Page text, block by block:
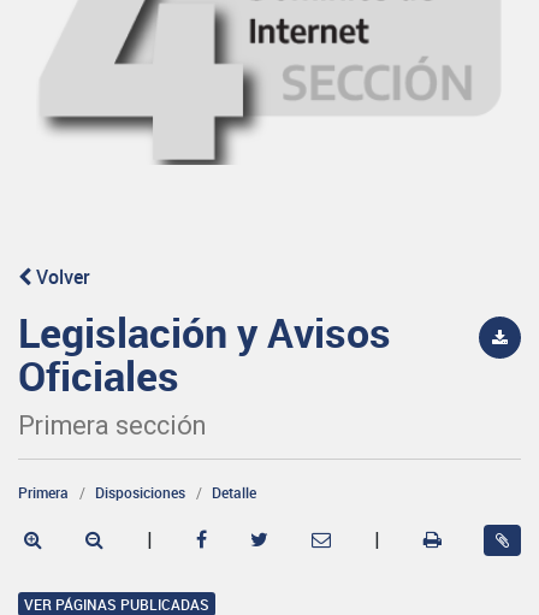
Volver
Legislación y Avisos
Oficiales
Primera sección
Primera Disposiciones Detalle
| |
VER PÁGINAS PUBLICADAS